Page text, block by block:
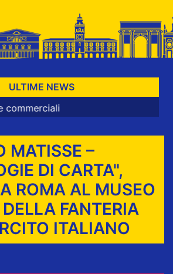
ULTIME NEWS
MATISSE –
DI CARTA",
ROMA AL MUSEO
FANTERIA
ITALIANO